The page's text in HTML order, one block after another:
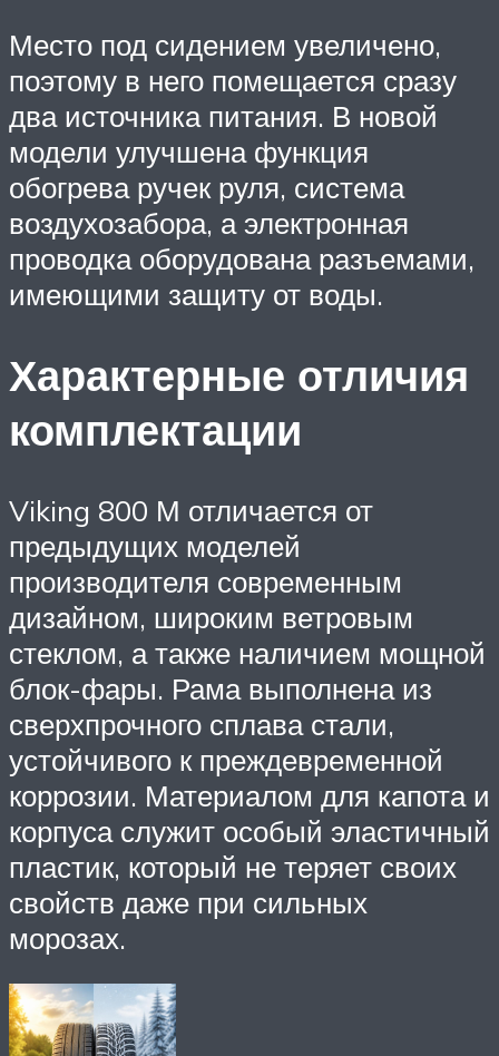
Место под сидением увеличено,
поэтому в него помещается сразу
два источника питания. В новой
модели улучшена функция
обогрева ручек руля, система
воздухозабора, а электронная
проводка оборудована разъемами,
имеющими защиту от воды.
Характерные отличия
комплектации
Viking 800 М отличается от
предыдущих моделей
производителя современным
дизайном, широким ветровым
стеклом, а также наличием мощной
блок-фары. Рама выполнена из
сверхпрочного сплава стали,
устойчивого к преждевременной
коррозии. Материалом для капота и
корпуса служит особый эластичный
пластик, который не теряет своих
свойств даже при сильных
морозах.